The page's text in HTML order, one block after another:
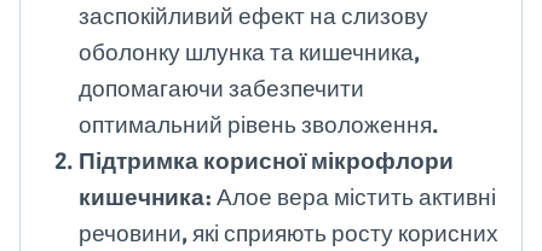
заспокійливий ефект на слизову
оболонку шлунка та кишечника,
допомагаючи забезпечити
оптимальний рівень зволоження.
Підтримка корисної мікрофлори
кишечника: Алое вера містить активні
речовини, які сприяють росту корисних